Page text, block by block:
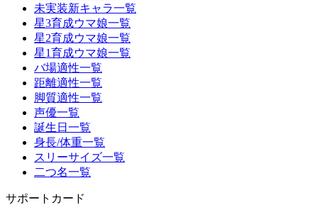
未実装新キャラ一覧
星3育成ウマ娘一覧
星2育成ウマ娘一覧
星1育成ウマ娘一覧
バ場適性一覧
距離適性一覧
脚質適性一覧
声優一覧
誕生日一覧
身長/体重一覧
スリーサイズ一覧
二つ名一覧
サポートカード